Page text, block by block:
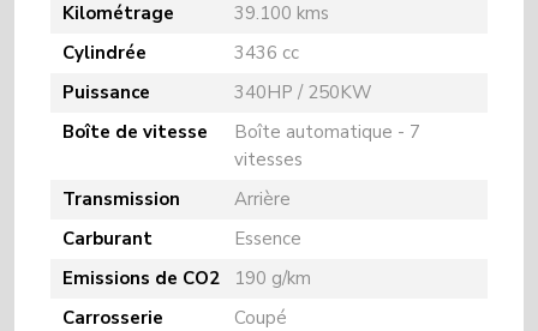
Kilométrage
39.100 kms
Cylindrée
3436 cc
Puissance
340HP / 250KW
Boîte de vitesse
Boîte automatique - 7
vitesses
Transmission
Arrière
Carburant
Essence
Emissions de CO2
190 g/km
Carrosserie
Coupé